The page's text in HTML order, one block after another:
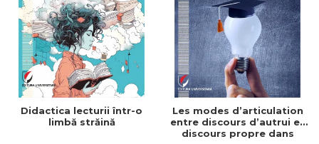
Didactica lecturii într-o
limbă străină
Les modes d’articulation
entre discours d’autrui et
discours propre dans